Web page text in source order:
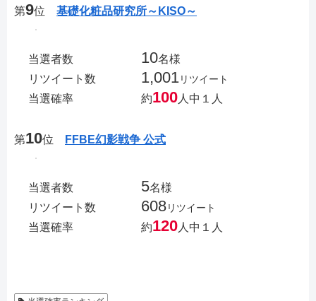
第9位 基礎化粧品研究所～KISO～
当選者数 10名様
リツイート数
1,001リツイート
当選確率 約100 人中１人
第10位 FFBE幻影戦争 公式
当選者数 5名様
リツイート数
608リツイート
当選確率 約120 人中１人